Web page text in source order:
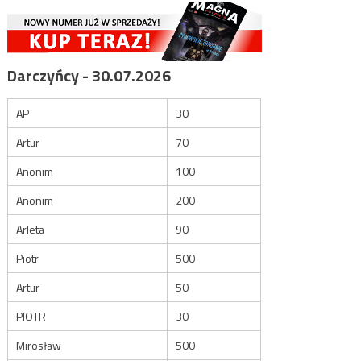
Darczyńcy - 30.07.2026
AP
30
Artur
70
Anonim
100
Anonim
200
Arleta
90
Piotr
500
Artur
50
PIOTR
30
Mirosław
500